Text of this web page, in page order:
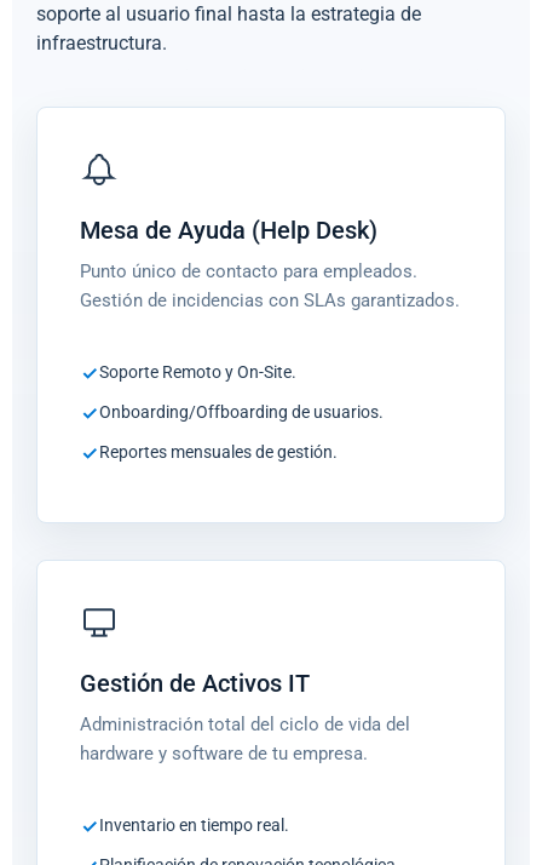
soporte al usuario final hasta la estrategia de
infraestructura.
Mesa de Ayuda (Help Desk)
Punto único de contacto para empleados.
Gestión de incidencias con SLAs garantizados.
Soporte Remoto y On-Site.
Onboarding/Offboarding de usuarios.
Reportes mensuales de gestión.
Gestión de Activos IT
Administración total del ciclo de vida del
hardware y software de tu empresa.
Inventario en tiempo real.